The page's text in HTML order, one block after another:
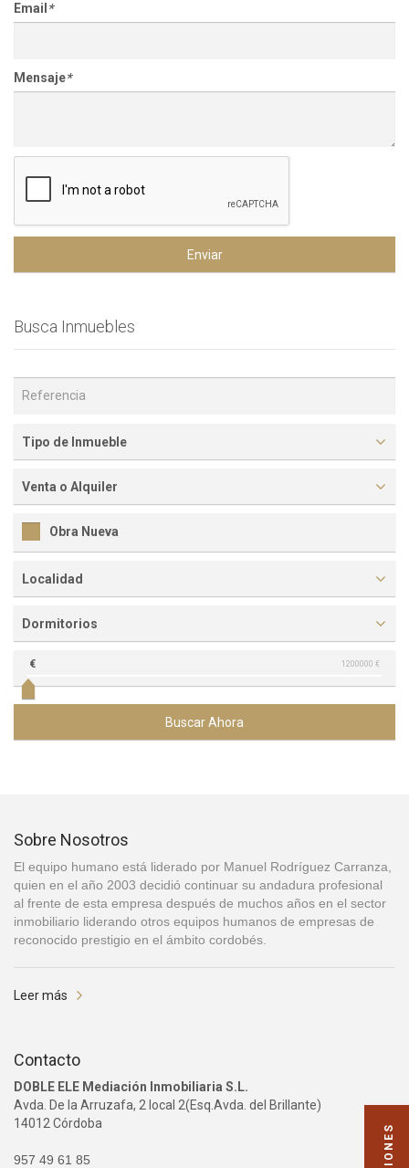
Email *
Mensaje*
Enviar
Busca Inmuebles
Tipo de Inmueble
Venta o Alquiler
Obra Nueva
Localidad
Dormitorios
1200000 €
€
Buscar Ahora
Sobre Nosotros
El equipo humano está liderado por Manuel Rodríguez Carranza,
quien en el año 2003 decidió continuar su andadura profesional
al frente de esta empresa después de muchos años en el sector
inmobiliario liderando otros equipos humanos de empresas de
reconocido prestigio en el ámbito cordobés.
Leer más
Contacto
DOBLE ELE Mediación Inmobiliaria S.L.
Avda. De la Arruzafa, 2 local 2(Esq.Avda. del Brillante)
14012 Córdoba
957 49 61 85